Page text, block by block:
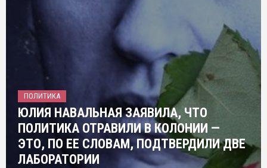
ПОЛИТИКА
ЮЛИЯ НАВАЛЬНАЯ ЗАЯВИЛА, ЧТО
ПОЛИТИКА ОТРАВИЛИ В КОЛОНИИ —
ЭТО, ПО ЕЕ СЛОВАМ, ПОДТВЕРДИЛИ ДВЕ
ЛАБОРАТОРИИ